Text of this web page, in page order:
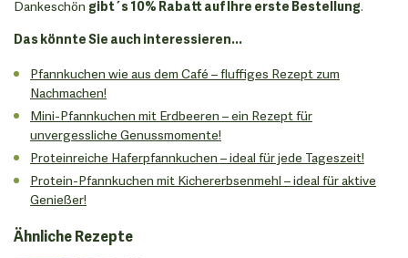
Dankeschön gibt´s 10% Rabatt auf Ihre erste Bestellung.
Das könnte Sie auch interessieren...
Pfannkuchen wie aus dem Café – fluffiges Rezept zum
Nachmachen!
Mini-Pfannkuchen mit Erdbeeren – ein Rezept für
unvergessliche Genussmomente!
Proteinreiche Haferpfannkuchen – ideal für jede Tageszeit!
Protein-Pfannkuchen mit Kichererbsenmehl – ideal für aktive
Genießer!
Ähnliche Rezepte